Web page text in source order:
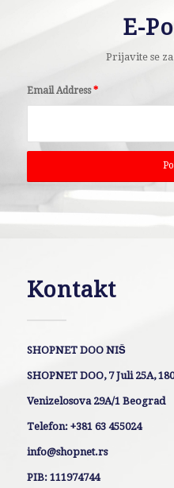
E-
Prijavite se
Email Address*
Kontakt
SHOPNET DOO NIŠ
SHOPNET DOO, 7 Juli 25A,
Venizelosova 29A/1 Beograd
Telefon: +381 63 455024
info@shopnet.rs
PIB: 111974744